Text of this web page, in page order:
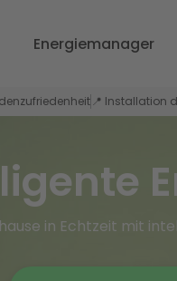
Energiemanager
📍 Installation
in Echtzeit mit